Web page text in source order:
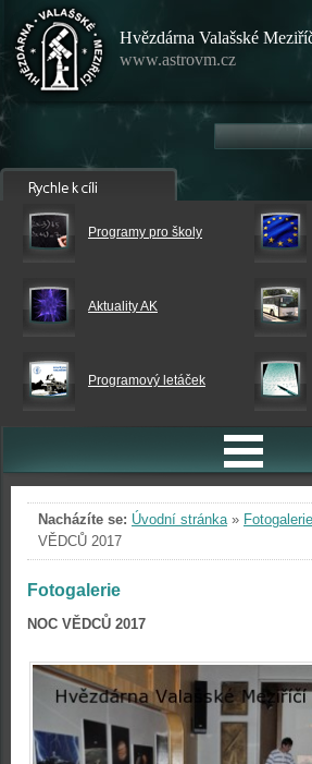
Hvězdárna Valašské
www.astrovm.cz
Programy pro školy
Aktuality AK
Programový letáček
Nacházíte se: Úvodní stránka» Fotogalerie
VĚDCŮ 2017
Fotogalerie
NOC VĚDCŮ 2017